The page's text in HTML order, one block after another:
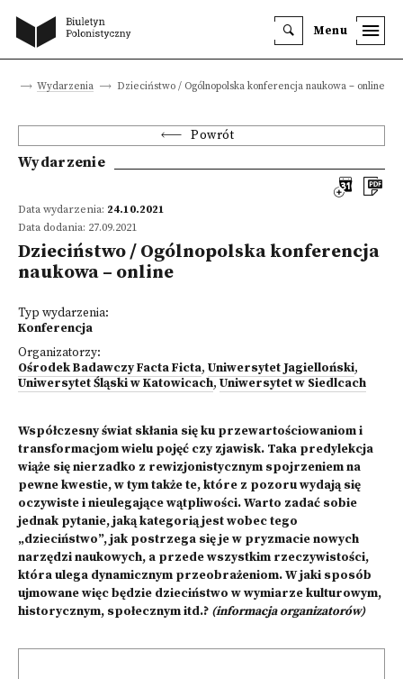
Menu
Wydarzenia Dzieciństwo / Ogólnopolska konferencja naukowa – online
Powrót
Wydarzenie
Data wydarzenia: 24.10.2021
Data dodania: 27.09.2021
Dzieciństwo / Ogólnopolska konferencja
naukowa – online
Typ wydarzenia:
Konferencja
Organizatorzy:
Ośrodek Badawczy Facta Ficta, Uniwersytet Jagielloński,
Uniwersytet Śląski w Katowicach, Uniwersytet w Siedlcach
Współczesny świat skłania się ku przewartościowaniom i
transformacjom wielu pojęć czy zjawisk. Taka predylekcja
wiąże się nierzadko z rewizjonistycznym spojrzeniem na
pewne kwestie, w tym także te, które z pozoru wydają się
oczywiste i nieulegające wątpliwości. Warto zadać sobie
jednak pytanie, jaką kategorią jest wobec tego
„dzieciństwo”, jak postrzega się je w pryzmacie nowych
narzędzi naukowych, a przede wszystkim rzeczywistości,
która ulega dynamicznym przeobrażeniom. W jaki sposób
ujmowane więc będzie dzieciństwo w wymiarze kulturowym,
historycznym, społecznym itd.? (informacja organizatorów)